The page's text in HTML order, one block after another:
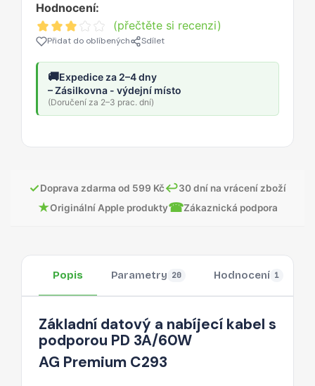
Hodnocení:
(přečtěte si recenzi)
Přidat do oblíbených Sdílet
🚚Expedice za 2–4 dny
– Zásilkovna - výdejní místo
(Doručení za 2–3 prac. dní)
✓Doprava zdarma od 599 Kč↩30 dní na vrácení zboží
★Originální Apple produkty☎Zákaznická podpora
Popis Parametry 20 Hodnocení 1
Základní datový a nabíjecí kabel s
podporou PD 3A/60W
AG Premium C293